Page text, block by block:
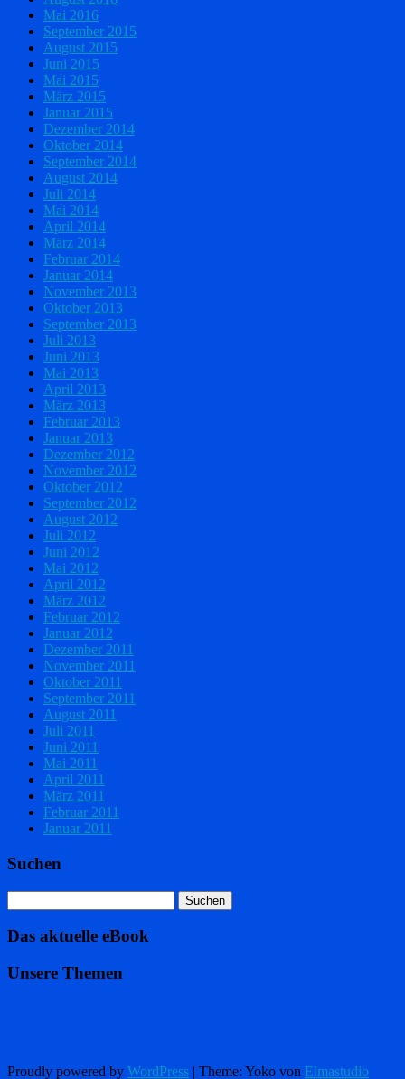
Mai 2016
September 2015
August 2015
Juni 2015
Mai 2015
März 2015
Januar 2015
Dezember 2014
Oktober 2014
September 2014
August 2014
Juli 2014
Mai 2014
April 2014
März 2014
Februar 2014
Januar 2014
November 2013
Oktober 2013
September 2013
Juli 2013
Juni 2013
Mai 2013
April 2013
März 2013
Februar 2013
Januar 2013
Dezember 2012
November 2012
Oktober 2012
September 2012
August 2012
Juli 2012
Juni 2012
Mai 2012
April 2012
März 2012
Februar 2012
Januar 2012
Dezember 2011
November 2011
Oktober 2011
September 2011
August 2011
Juli 2011
Juni 2011
Mai 2011
April 2011
März 2011
Februar 2011
Januar 2011
Suchen
Das aktuelle eBook
Unsere Themen
Proudly powered by WordPress | Theme: Yoko von Elmastudio